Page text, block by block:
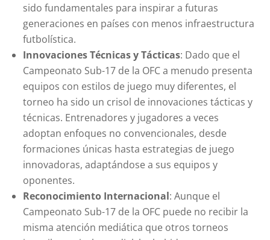
sido fundamentales para inspirar a futuras
generaciones en países con menos infraestructura
futbolística.
Innovaciones Técnicas y Tácticas: Dado que el
Campeonato Sub-17 de la OFC a menudo presenta
equipos con estilos de juego muy diferentes, el
torneo ha sido un crisol de innovaciones tácticas y
técnicas. Entrenadores y jugadores a veces
adoptan enfoques no convencionales, desde
formaciones únicas hasta estrategias de juego
innovadoras, adaptándose a sus equipos y
oponentes.
Reconocimiento Internacional: Aunque el
Campeonato Sub-17 de la OFC puede no recibir la
misma atención mediática que otros torneos